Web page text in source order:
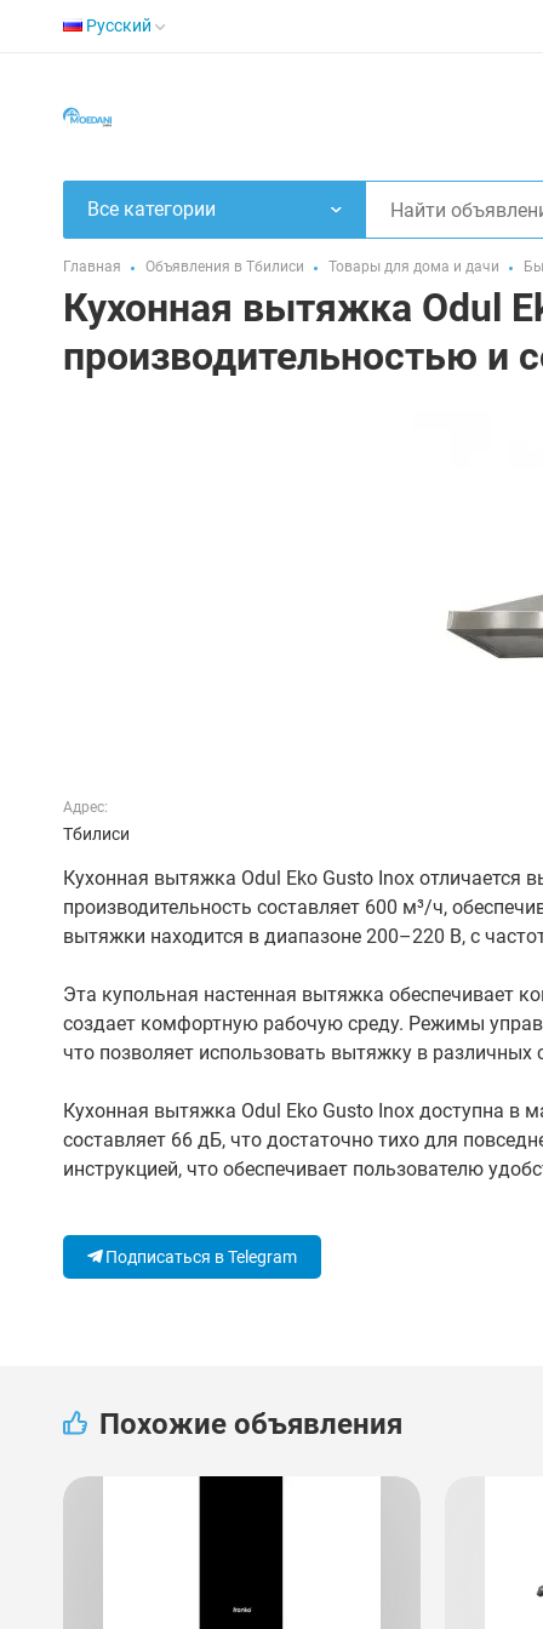
Русский
Все категории
Главная Объявления в Тбилиси Товары для дома и дачи
Кухонная вытяжка Odul
производительностью и
Адрес:
Тбилиси
Кухонная вытяжка Odul Eko Gusto Inox
производительность составляет 600 м³/ч,
вытяжки находится в диапазоне 200–220 В, с
Эта купольная настенная вытяжка обеспечивает
создает комфортную рабочую среду. Режимы
что позволяет использовать вытяжку в различных
Кухонная вытяжка Odul Eko Gusto Inox доступна в
составляет 66 дБ, что достаточно тихо для
инструкцией, что обеспечивает пользователю
Подписаться в Telegram
Похожие объявления